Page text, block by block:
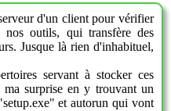
d'un client pour vérifier
outils, qui transfère des
Jusque là rien d'inhabituel,
servant à stocker ces
surprise en y trouvant un
et autorun qui vont